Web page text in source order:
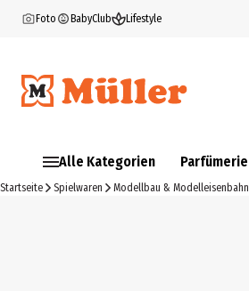
Foto BabyClub Lifestyle
Alle Kategorien Parfümerie
Startseite Spielwaren Modellbau & Modelleisenbahn